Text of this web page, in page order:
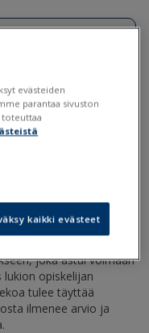
lukio-
joka astui voimaan
lukion opiskelijan
tulee täyttää
ilmenee arvio ja
evästeiden
parantaa sivuston
kaikki evästeet